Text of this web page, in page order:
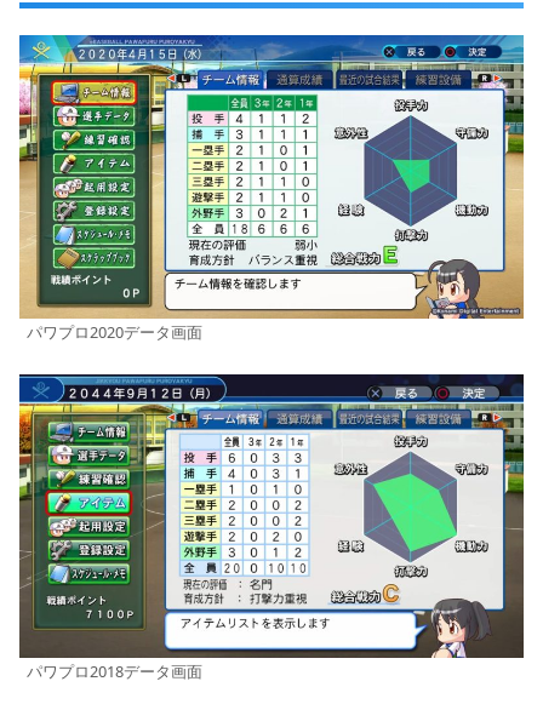
パワプロ2020データ画面
パワプロ2018データ画面